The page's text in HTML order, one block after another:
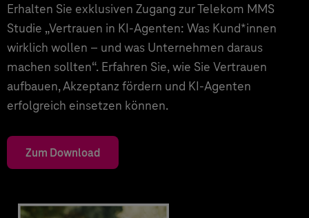
Erhalten Sie exklusiven Zugang zur Telekom MMS
Studie „Vertrauen in KI-Agenten: Was Kund*innen
wirklich wollen – und was Unternehmen daraus
machen sollten“. Erfahren Sie, wie Sie Vertrauen
aufbauen, Akzeptanz fördern und KI-Agenten
erfolgreich einsetzen können.
Zum Download